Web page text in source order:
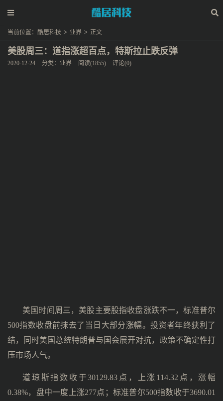
当前位置： 酷居科技 > 业界 > 正文
美股周三：道指涨超百点，特斯拉止跌反弹
2020-12-24 分类： 业界 阅读(1855) 评论(0)
美国时间周三，美股主要股指收盘涨跌不一，标准普尔
500指数收盘前抹去了当日大部分涨幅。投资者年终获利了
结，同时美国总统特朗普与国会展开对抗，政策不确定性打
压市场人气。
道琼斯指数收于30129.83点，上涨114.32点，涨幅
0.38%，盘中一度上涨277点；标准普尔500指数收于3690.01